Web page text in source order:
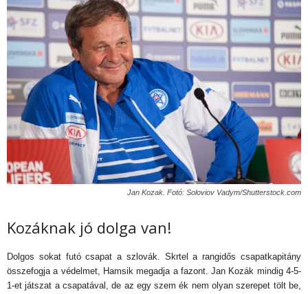
Jan Kozak. Fotó: Soloviov Vadym/Shutterstock.com
Kozáknak jó dolga van!
Dolgos sokat futó csapat a szlovák. Skrtel a rangidős csapatkapitány
összefogja a védelmet, Hamsik megadja a fazont. Jan Kozák mindig 4-5-
1-et játszat a csapatával, de az egy szem ék nem olyan szerepet tölt be,